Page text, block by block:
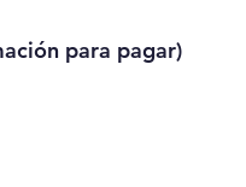
para pagar)